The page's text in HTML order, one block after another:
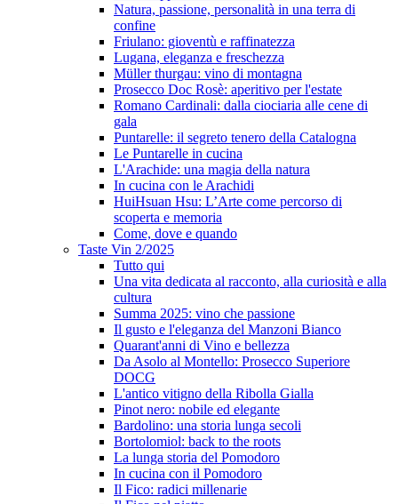
Natura, passione, personalità in una terra di
confine
Friulano: gioventù e raffinatezza
Lugana, eleganza e freschezza
Müller thurgau: vino di montagna
Prosecco Doc Rosè: aperitivo per l'estate
Romano Cardinali: dalla ciociaria alle cene di
gala
Puntarelle: il segreto tenero della Catalogna
Le Puntarelle in cucina
L'Arachide: una magia della natura
In cucina con le Arachidi
HuiHsuan Hsu: L’Arte come percorso di
scoperta e memoria
Come, dove e quando
Taste Vin 2/2025
Tutto qui
Una vita dedicata al racconto, alla curiosità e alla
cultura
Summa 2025: vino che passione
Il gusto e l'eleganza del Manzoni Bianco
Quarant'anni di Vino e bellezza
Da Asolo al Montello: Prosecco Superiore
DOCG
L'antico vitigno della Ribolla Gialla
Pinot nero: nobile ed elegante
Bardolino: una storia lunga secoli
Bortolomiol: back to the roots
La lunga storia del Pomodoro
In cucina con il Pomodoro
Il Fico: radici millenarie